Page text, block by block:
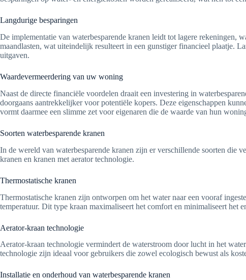
Langdurige besparingen
De implementatie van waterbesparende kranen leidt tot lagere
maandlasten, wat uiteindelijk resulteert in een gunstiger financieel plaatje.
uitgaven.
Waardevermeerdering van uw woning
Naast de directe financiële voordelen draait een investering in
doorgaans aantrekkelijker voor potentiële kopers. Deze eigenschappen
vormt daarmee een slimme zet voor eigenaren die de waarde van hun
Soorten waterbesparende kranen
In de wereld van waterbesparende kranen zijn er verschillende soorten
kranen en kranen met aerator technologie.
Thermostatische kranen
Thermostatische kranen zijn ontworpen om het water naar een vooraf
temperatuur. Dit type kraan maximaliseert het comfort en minimaliseert het
Aerator-kraan technologie
Aerator-kraan technologie vermindert de waterstroom door lucht in het
technologie zijn ideaal voor gebruikers die zowel ecologisch bewust als
Installatie en onderhoud van waterbesparende kranen